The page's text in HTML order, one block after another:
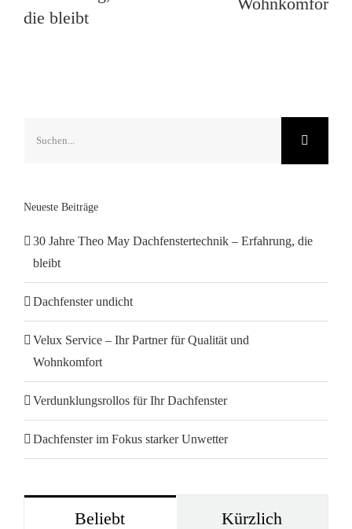
die bleibt
Neueste Beiträge
30 Jahre Theo May Dachfenstertechnik – Erfahrung, die
bleibt
Dachfenster undicht
Velux Service – Ihr Partner für Qualität und
Wohnkomfort
Verdunklungsrollos für Ihr Dachfenster
Dachfenster im Fokus starker Unwetter
Beliebt Kürzlich